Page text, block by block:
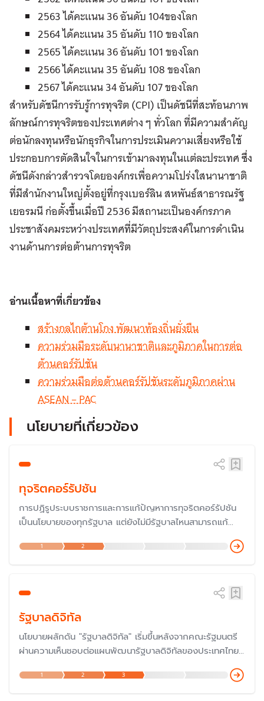
2563 ได้คะแนน 36 อันดับ 104ของโลก
2564 ได้คะแนน 35 อันดับ 110 ของโลก
2565 ได้คะแนน 36 อันดับ 101 ของโลก
2566 ได้คะแนน 35 อันดับ 108 ของโลก
2567 ได้คะแนน 34 อันดับ 107 ของโลก
สำหรับดัชนีการรับรู้การทุจริต (CPI) เป็นดัชนีที่สะท้อนภาพ
ลักษณ์การทุจริตของประเทศต่าง ๆ ทั่วโลก ที่มีความสำคัญ
ต่อนักลงทุนหรือนักธุรกิจในการประเมินความเสี่ยงหรือใช้
ประกอบการตัดสินใจในการเข้ามาลงทุนในแต่ละประเทศ ซึ่ง
ดัชนีดังกล่าวสำรวจโดยองค์กรเพื่อความโปร่งใสนานาชาติ
ที่มีสำนักงานใหญ่ตั้งอยู่ที่กรุงเบอร์ลิน สหพันธ์สาธารณรัฐ
เยอรมนี ก่อตั้งขึ้นเมื่อปี 2536 มีสถานะเป็นองค์กรภาค
ประชาสังคมระหว่างประเทศที่มีวัตถุประสงค์ในการดำเนิน
งานด้านการต่อต้านการทุจริต
อ่านเนื้อหาที่เกี่ยวข้อง
สร้างกลไกต้านโกง พัฒนาท้องถิ่นยั่งยืน
ความร่วมมือระดับนานาชาติและภูมิภาคในการต่อ
ต้านคอร์รัปชัน
ความร่วมมือต่อต้านคอร์รัปชันระดับภูมิภาคผ่าน
ASEAN – PAC
นโยบายที่เกี่ยวข้อง
ทุจริตคอร์รัปชัน
การปฏิรูประบบราชการและการแก้ปัญหาการทุจริตคอร์รัปชัน
เป็นนโยบายของทุกรัฐบาล แต่ยังไม่มีรัฐบาลไหนสามารถแก้
การสำรวจของสำนักวิจัยต่าง ๆ พบว่าประชาชนมีความเห็นว่า
สถานการณ์รุนแรงขึ้น
1 2
รัฐบาลดิจิทัล
นโยบายผลักดัน "รัฐบาลดิจิทัล" เริ่มขึ้นหลังจากคณะรัฐมนตรี
ผ่านความเห็นชอบต่อแผนพัฒนารัฐบาลดิจิทัลของประเทศไทย
ระยะ 3 ปี (พ.ศ. 2559 – 2561) เมื่อวันที่ 5 เม.ย. 2559 เพื่อ
ใช้เป็นกลไกสำคัญในการขับเคลื่อนการพัฒนาประเทศที่ยั่งยืน
ด้วยการใช้เทคโนโลยีดิจิทัล
1 2 3